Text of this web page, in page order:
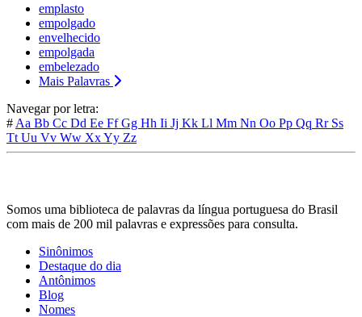
emplasto
empolgado
envelhecido
empolgada
embelezado
Mais Palavras
Navegar por letra:
# Aa Bb Cc Dd Ee FfGg Hh Ii Jj Kk Ll Mm Nn Oo Pp Qq Rr Ss
Tt Uu Vv Ww XxYy Zz
Somos uma biblioteca de palavras da língua portuguesa do Brasil
com mais de 200 mil palavras e expressões para consulta.
Sinônimos
Destaque do dia
Antônimos
Blog
Nomes